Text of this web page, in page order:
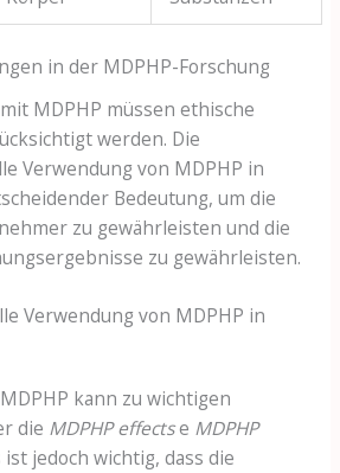
in der MDPHP-Forschung
MDPHP müssen ethische
werden. Die
Verwendung von MDPHP in
Bedeutung, um die
zu gewährleisten und die
zu gewährleisten.
Verwendung von MDPHP in
kann zu wichtigen
die MDPHP effectse MDPHP
jedoch wichtig, dass die